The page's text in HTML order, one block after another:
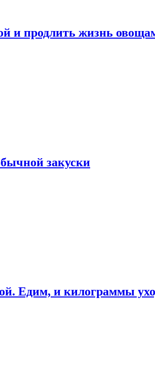
и продлить жизнь
закуски
Едим, и килограммы